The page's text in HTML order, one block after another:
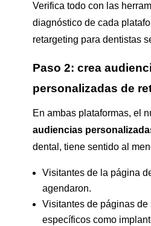
Verifica todo con las
diagnóstico de cada
retargeting para dentistas
Paso 2: crea
personalizadas de
En ambas plataformas, el
audiencias
dental, tiene sentido al
Visitantes de la página
agendaron.
Visitantes de páginas de
específicos como